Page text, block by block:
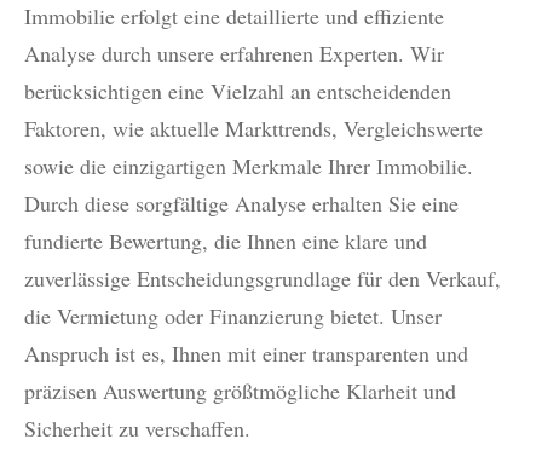
Immobilie erfolgt eine detaillierte und effiziente
Analyse durch unsere erfahrenen Experten. Wir
berücksichtigen eine Vielzahl an entscheidenden
Faktoren, wie aktuelle Markttrends, Vergleichswerte
sowie die einzigartigen Merkmale Ihrer Immobilie.
Durch diese sorgfältige Analyse erhalten Sie eine
fundierte Bewertung, die Ihnen eine klare und
zuverlässige Entscheidungsgrundlage für den Verkauf,
die Vermietung oder Finanzierung bietet. Unser
Anspruch ist es, Ihnen mit einer transparenten und
präzisen Auswertung größtmögliche Klarheit und
Sicherheit zu verschaffen.